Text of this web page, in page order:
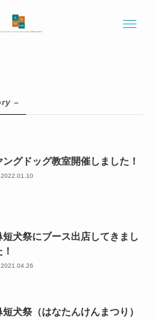
–
ングドッグ教室開催しました！
2022.01.10
短犬祭にブース出店してきまし
2021.04.26
短犬祭（はなたんけんまつり）